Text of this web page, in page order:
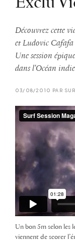
Découvrez cette
et Ludovic Cafafa
Une session
dans l'Océan
03/08/2010 PAR
Un bon 5m selon les
viennent de scorer